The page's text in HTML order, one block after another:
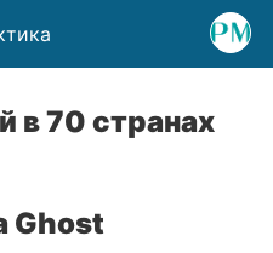
в 70 странах
Ghost